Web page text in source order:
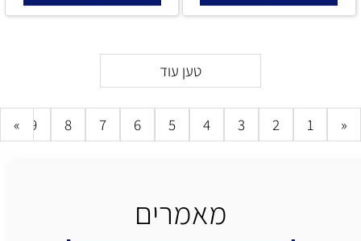
טען עוד
«
1
2
3
4
5
6
7
8
9
»
מאמרים